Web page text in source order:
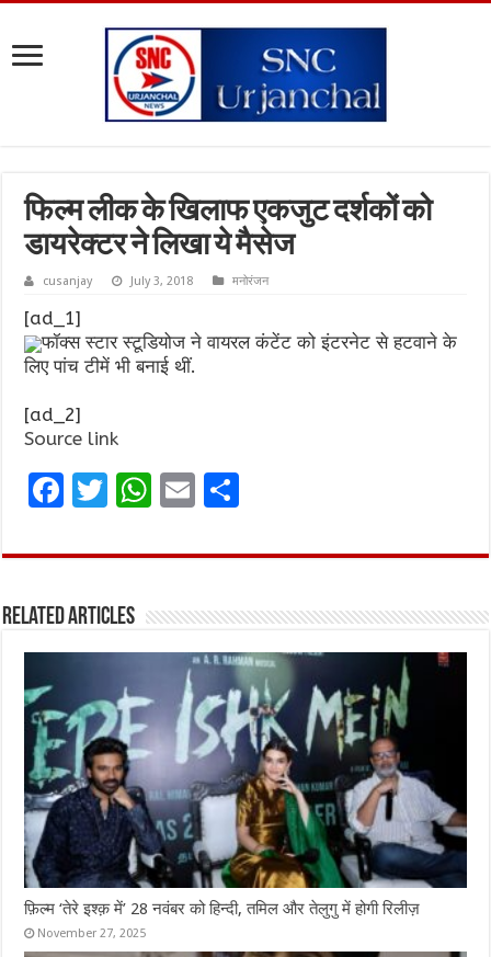
फिल्म लीक के खिलाफ एकजुट दर्शकों को
डायरेक्टर ने लिखा ये मैसेज
cusanjay July 3, 2018 मनोरंजन
[ad_1]
फॉक्स स्टार स्टूडियोज ने वायरल कंटेंट को इंटरनेट से हटवाने के
लिए पांच टीमें भी बनाई थीं.
[ad_2]
Source link
F
ce
o
o
k
T
it
r
W
at
A
p
p
E
ai ar
Related Articles
फ़िल्म ‘तेरे इश्क़ में’ 28 नवंबर को हिन्दी, तमिल और तेलुगु में होगी रिलीज़
November 27, 2025